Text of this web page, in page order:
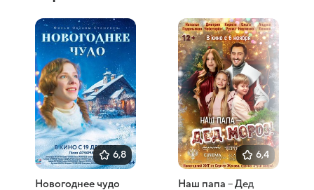
6,8
Новогоднее чудо
6,4
Наш папа – Дед